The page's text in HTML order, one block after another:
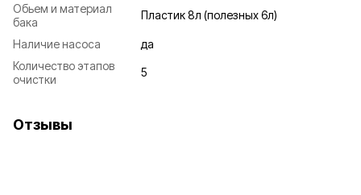
Обьем и материал
бака
Пластик 8л (полезных 6л)
Наличие насоса
да
Количество этапов
очистки
5
Отзывы